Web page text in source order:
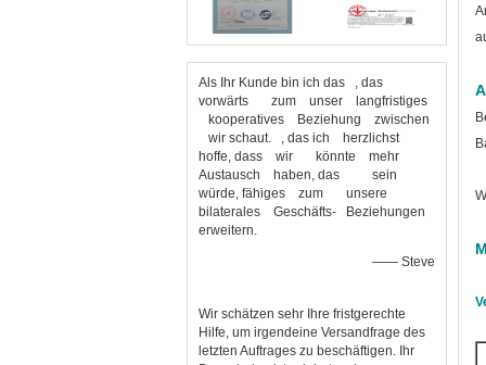
Als Ihr Kunde bin ich das , das
vorwärts zum unser langfristiges
kooperatives Beziehung zwischen
wir schaut. , das ich herzlichst
hoffe, dass wir könnte mehr
Austausch haben, das sein
würde, fähiges zum unsere
bilaterales Geschäfts- Beziehungen
erweitern.
—— Steve
Wir schätzen sehr Ihre fristgerechte
Hilfe, um irgendeine Versandfrage des
letzten Auftrages zu beschäftigen. Ihr